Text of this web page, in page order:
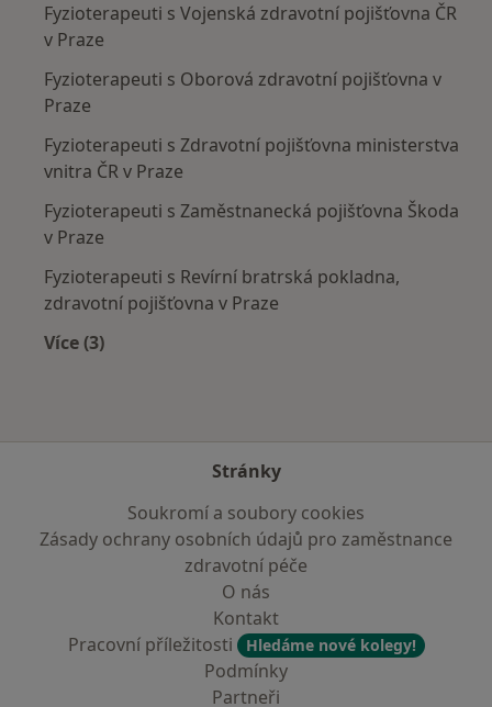
Fyzioterapeuti s Vojenská zdravotní pojišťovna ČR
v Praze
Fyzioterapeuti s Oborová zdravotní pojišťovna v
Praze
Fyzioterapeuti s Zdravotní pojišťovna ministerstva
vnitra ČR v Praze
Fyzioterapeuti s Zaměstnanecká pojišťovna Škoda
v Praze
Fyzioterapeuti s Revírní bratrská pokladna,
zdravotní pojišťovna v Praze
Více (3)
Stránky
Soukromí a soubory cookies
Zásady ochrany osobních údajů pro zaměstnance
zdravotní péče
O nás
Kontakt
Pracovní příležitosti
Hledáme nové kolegy!
Podmínky
Partneři